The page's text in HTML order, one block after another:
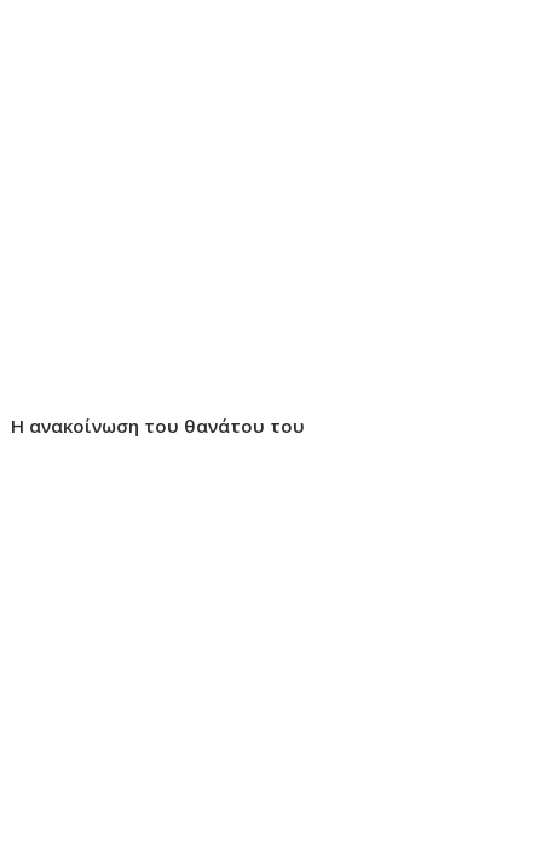
Η ανακοίνωση του θανάτου του